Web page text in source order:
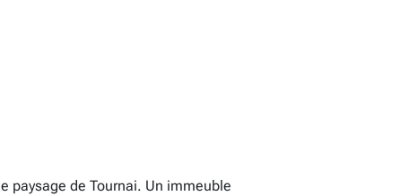
paysage de Tournai. Un immeuble